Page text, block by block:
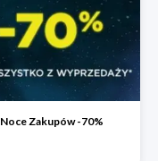
Noce Zakupów -70%